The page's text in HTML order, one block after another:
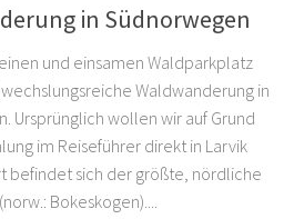
in Südnorwegen
und einsamen Waldparkplatz
Waldwanderung in
Ursprünglich wollen wir auf Grund
im Reiseführer direkt in Larvik
befindet sich der größte, nördliche
Bokeskogen)....